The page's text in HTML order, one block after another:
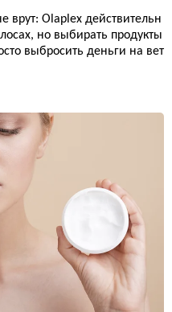
врут: Olaplex действительн
но выбирать продукты
выбросить деньги на вет